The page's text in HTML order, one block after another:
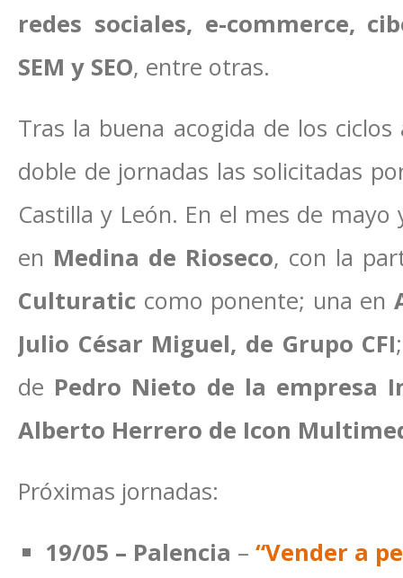
redes sociales, e-commerce,
SEM y SEO, entre otras.
Tras la buena acogida de los
doble de jornadas las solicitadas
Castilla y León. En el mes de
en Medina de Rioseco, con la
Culturatic como ponente; una en
Julio César Miguel, de Grupo CFI
de Pedro Nieto de la empresa
Alberto Herrero de Icon
Próximas jornadas:
19/05 – Palencia – “Vender a